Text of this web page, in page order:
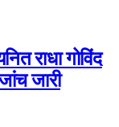
राधा गोविंद
जारी